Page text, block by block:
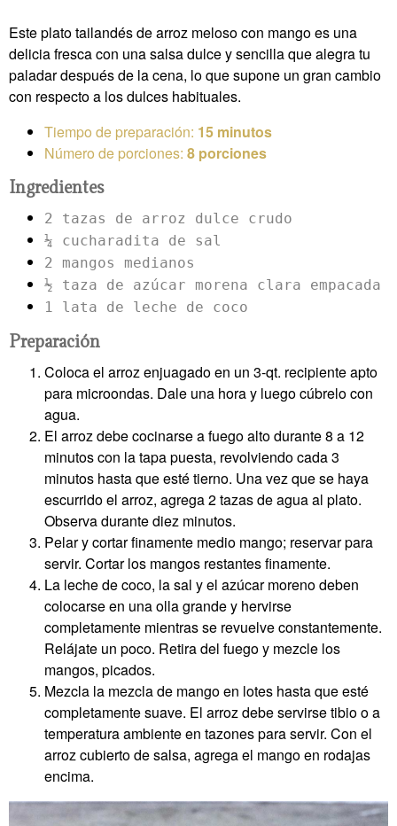
Este plato tailandés de arroz meloso con mango es una
delicia fresca con una salsa dulce y sencilla que alegra tu
paladar después de la cena, lo que supone un gran cambio
con respecto a los dulces habituales.
Tiempo de preparación: 15 minutos
Número de porciones: 8 porciones
Ingredientes
2 tazas de arroz dulce crudo
¼ cucharadita de sal
2 mangos medianos
½ taza de azúcar morena clara empacada
1 lata de leche de coco
Preparación
Coloca el arroz enjuagado en un 3-qt. recipiente apto
para microondas. Dale una hora y luego cúbrelo con
agua.
El arroz debe cocinarse a fuego alto durante 8 a 12
minutos con la tapa puesta, revolviendo cada 3
minutos hasta que esté tierno. Una vez que se haya
escurrido el arroz, agrega 2 tazas de agua al plato.
Observa durante diez minutos.
Pelar y cortar finamente medio mango; reservar para
servir. Cortar los mangos restantes finamente.
La leche de coco, la sal y el azúcar moreno deben
colocarse en una olla grande y hervirse
completamente mientras se revuelve constantemente.
Relájate un poco. Retira del fuego y mezcle los
mangos, picados.
Mezcla la mezcla de mango en lotes hasta que esté
completamente suave. El arroz debe servirse tibio o a
temperatura ambiente en tazones para servir. Con el
arroz cubierto de salsa, agrega el mango en rodajas
encima.